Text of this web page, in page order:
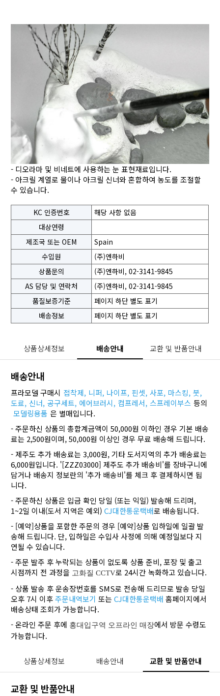
- 디오라마 및 비네트에 사용하는 눈 표현재료입니다.
- 아크릴 계열로 물이나 아크릴 신너와 혼합하여 농도를 조절할
수 있습니다.
KC 인증번호
해당 사항 없음
대상연령
제조국 또는 OEM
Spain
수입원
(주)엔하비
상품문의
(주)엔하비, 02-3141-9845
AS 담당 및 연락처
(주)엔하비, 02-3141-9845
품질보증기준
페이지 하단 별도 표기
배송정보
페이지 하단 별도 표기
상품상세정보 배송안내 교환 및 반품안내
배송안내
프라모델 구매시 접착제, 니퍼, 나이프, 핀셋, 사포, 마스킹, 붓,
도료, 신너, 공구세트, 에어브러시, 컴프레서, 스프레이부스 등의
모델링용품 은 별매입니다.
- 주문하신 상품의 총합계금액이 50,000원 이하인 경우 기본 배송
료는 2,500원이며, 50,000원 이상인 경우 무료 배송해 드립니다.
- 제주도 추가 배송료는 3,000원, 기타 도서지역의 추가 배송료는
6,000원입니다. '[ZZZ03000] 제주도 추가 배송비'를 장바구니에
담거나 배송지 정보란의 '추가 배송비'를 체크 후 결제하시면 됩
니다.
- 주문하신 상품은 입금 확인 당일 (또는 익일) 발송해 드리며,
1~2일 이내(도서 지역은 예외)CJ대한통운택배로 배송됩니다.
- [예약]상품을 포함한 주문의 경우 [예약]상품 입하일에 일괄 발
송해 드립니다. 단, 입하일은 수입사 사정에 의해 예정일보다 지
연될 수 있습니다.
- 주문 발주 후 누락되는 상품이 없도록 상품 준비, 포장 및 출고
시점까지 전 과정을 고화질 CCTV로 24시간 녹화하고 있습니다.
- 상품 발송 후 운송장번호를 SMS로 전송해 드리므로 발송 당일
오후 7시 이후주문내역보기 또는CJ대한통운택배 홈페이지에서
배송상태 조회가 가능합니다.
- 온라인 주문 후에 홍대입구역 오프라인 매장에서 방문 수령도
가능합니다.
상품상세정보 배송안내 교환 및 반품안내
교환 및 반품안내